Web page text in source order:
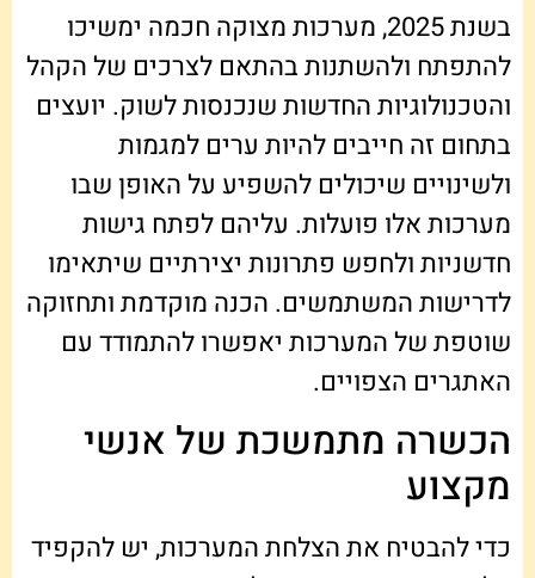
בשנת 2025, מערכות מצוקה חכמה ימשיכו
להתפתח ולהשתנות בהתאם לצרכים של הקהל
והטכנולוגיות החדשות שנכנסות לשוק. יועצים
בתחום זה חייבים להיות ערים למגמות
ולשינויים שיכולים להשפיע על האופן שבו
מערכות אלו פועלות. עליהם לפתח גישות
חדשניות ולחפש פתרונות יצירתיים שיתאימו
לדרישות המשתמשים. הכנה מוקדמת ותחזוקה
שוטפת של המערכות יאפשרו להתמודד עם
האתגרים הצפויים.
הכשרה מתמשכת של אנשי
מקצוע
כדי להבטיח את הצלחת המערכות, יש להקפיד